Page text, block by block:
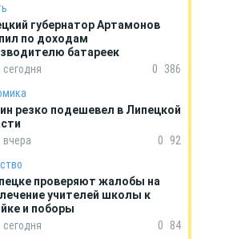
губернатор Артамонов
по доходам
батареек
сегодня
0
386
резко подешевел в Липецкой
вчера
0
92
проверяют жалобы на
учителей школы к
и поборы
сегодня
0
84